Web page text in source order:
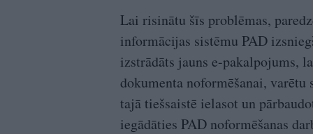
Lai risinātu šīs problēmas,
informācijas sistēmu PAD
izstrādāts jauns e-pakalpojums,
dokumenta noformēšanai,
tajā tiešsaistē ielasot un
iegādāties PAD noformēšanas